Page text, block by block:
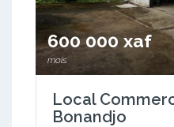
600 000 xaf
mois
Local
Bonandjo